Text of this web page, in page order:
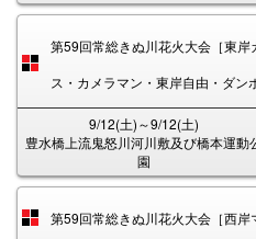
第59回常総きぬ川花火大会［東岸
ス・カメラマン・東岸自由・ダン
9/12(土)～9/12(土)
豊水橋上流鬼怒川河川敷及び橋本運動
園
第59回常総きぬ川花火大会［西岸